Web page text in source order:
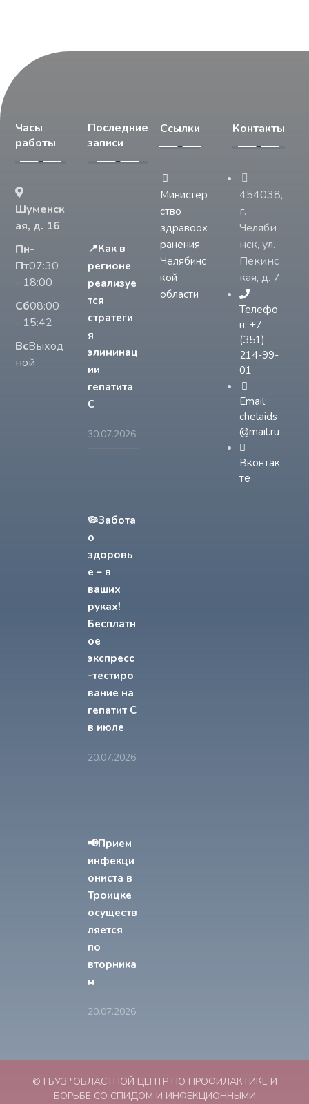
Часы
работы
Шуменск
ая, д. 16
Пн-
Пт07:30
- 18:00
Сб08:00
- 15:42
ВсВыход
ной
Последние
записи
📍Как в
регионе
реализуе
тся
стратеги
я
элиминац
ии
гепатита
С
30.07.2026
🦠Забота
о
здоровь
е – в
ваших
руках!
Бесплатн
ое
экспресс
-тестиро
вание на
гепатит С
в июле
20.07.2026
📢Прием
инфекци
ониста в
Троицке
осуществ
ляется
по
вторника
м
20.07.2026
Ссылки
Министер
ство
здравоох
ранения
Челябинс
кой
области
Контакты
454038,
г.
Челяби
нск, ул.
Пекинс
кая, д. 7
Телефо
н: +7
(351)
214-99-
01
Email:
chelaids
@mail.ru
Вконтак
те
© ГБУЗ "ОБЛАСТНОЙ ЦЕНТР ПО ПРОФИЛАКТИКЕ И
БОРЬБЕ СО СПИДОМ И ИНФЕКЦИОННЫМИ